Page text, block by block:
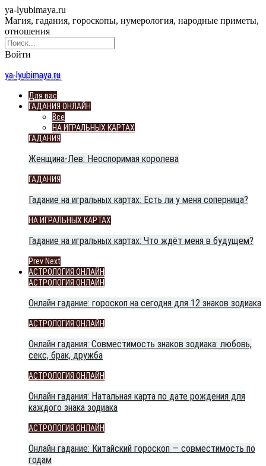
ya-lyubimaya.ru
Магия, гадания, гороскопы, нумерология, народные приметы,
отношения
Войти
ya-lyubimaya.ru
Для вас
ГАДАНИЯ ОНЛАЙН
Все
НА ИГРАЛЬНЫХ КАРТАХ
ГАДАНИЯ
Женщина-Лев: Неоспоримая королева
ГАДАНИЯ
Гадание на игральных картах: Есть ли у меня соперница?
НА ИГРАЛЬНЫХ КАРТАХ
Гадание на игральных картах: Что ждёт меня в будущем?
Prev Next
АСТРОЛОГИЯ ОНЛАЙН
АСТРОЛОГИЯ ОНЛАЙН
Онлайн гадание: гороскоп на сегодня для 12 знаков зодиака
АСТРОЛОГИЯ ОНЛАЙН
Онлайн гадания: Совместимость знаков зодиака: любовь,
секс, брак, дружба
АСТРОЛОГИЯ ОНЛАЙН
Онлайн гадания: Натальная карта по дате рождения для
каждого знака зодиака
АСТРОЛОГИЯ ОНЛАЙН
Онлайн гадание: Китайский гороскоп — совместимость по
годам